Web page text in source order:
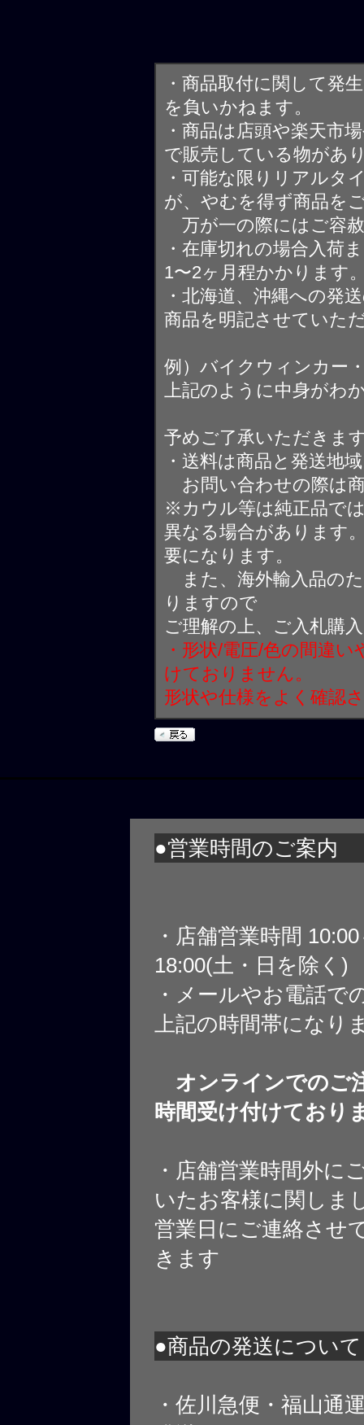
・商品取付に関して発
を負いかねます。
・商品は店頭や楽天市
で販売している物があ
・可能な限りリアルタ
が、やむを得ず商品を
万が一の際にはご容
・在庫切れの場合入荷
1〜2ヶ月程かかります
・北海道、沖縄への発
商品を明記させていた
例）バイクウィンカー
上記のように中身がわ
予めご了承いただきま
・送料は商品と発送地
お問い合わせの際は
※カウル等は純正品で
異なる場合があります
要になります。
また、海外輸入品の
りますので
ご理解の上、ご入札購
・形状/電圧/色の間違
けておりません。
形状や仕様をよく確認
●営業時間のご案内
・店舗営業時間
18:00(土・日を除く)
・メールやお電話で
上記の時間帯になり
オンラインでのご
時間受け付けており
・店舗営業時間外に
いたお客様に関しま
営業日にご連絡させ
きます
●商品の発送について
・佐川急便・福山通